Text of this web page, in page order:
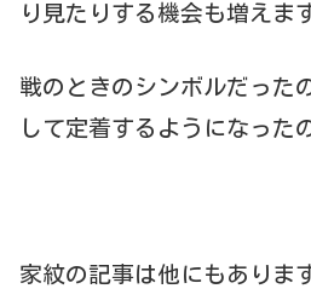
り見たりする機会も増えま
戦のときのシンボルだった
して定着するようになった
家紋の記事は他にもありま